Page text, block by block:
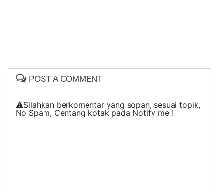
POST A COMMENT
⚠️Silahkan berkomentar yang sopan, sesuai topik,
No Spam, Centang kotak pada Notify me !